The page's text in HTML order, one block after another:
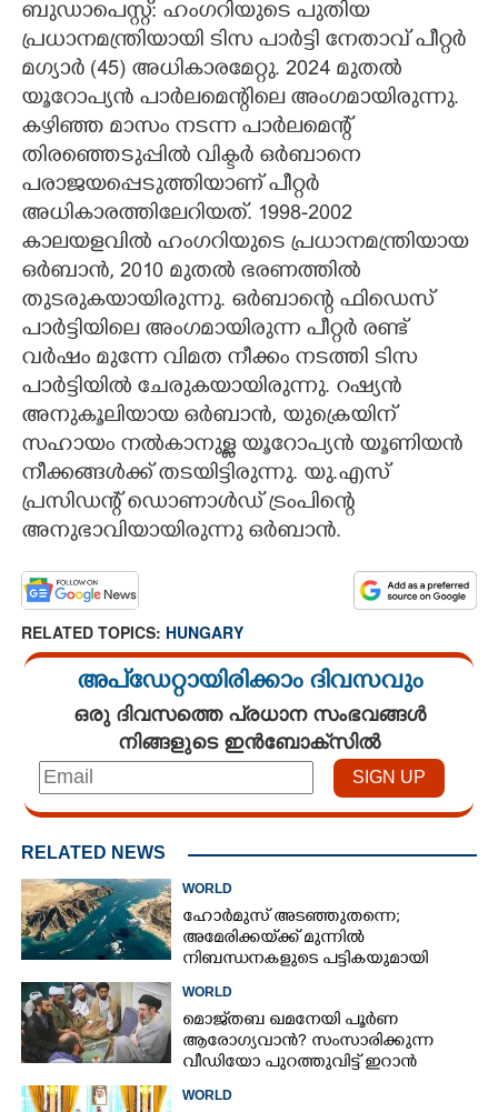
CARTOONS
LITERATURE
ZOOM
ബുഡാപെസ്റ്റ്: ഹംഗറിയുടെ പുതിയ
പ്രധാനമന്ത്രിയായി ടിസ പാർട്ടി നേതാവ് പീറ്റർ
മഗ്യാർ (45)​ അധികാരമേറ്റു. 2024 മുതൽ
യൂറോപ്യൻ പാർലമെന്റിലെ അംഗമായിരുന്നു.
കഴിഞ്ഞ മാസം നടന്ന പാർലമെന്റ്
തിരഞ്ഞെടുപ്പിൽ വിക്ടർ ഒർബാനെ
പരാജയപ്പെടുത്തിയാണ് പീറ്റർ
അധികാരത്തിലേറിയത്. 1998-2002
കാലയളവിൽ ഹംഗറിയുടെ പ്രധാനമന്ത്രിയായ
ഒർബാൻ, 2010 മുതൽ ഭരണത്തിൽ
തുടരുകയായിരുന്നു. ഒർബാന്റെ ഫിഡെസ്
പാർട്ടിയിലെ അംഗമായിരുന്ന പീറ്റർ രണ്ട്
വർഷം മുന്നേ വിമത നീക്കം നടത്തി ടിസ
പാർട്ടിയിൽ ചേരുകയായിരുന്നു. റഷ്യൻ
അനുകൂലിയായ ഒർബാൻ, യുക്രെയിന്
സഹായം നൽകാനുള്ള യൂറോപ്യൻ യൂണിയൻ
നീക്കങ്ങൾക്ക് തടയിട്ടിരുന്നു. യു.എസ്
പ്രസിഡന്റ് ഡൊണാൾഡ് ട്രംപിന്റെ
അനുഭാവിയായിരുന്നു ഒർബാൻ.
RELATED TOPICS: HUNGARY
അപ്ഡേറ്റായിരിക്കാം ദിവസവും
ഒരു ദിവസത്തെ പ്രധാന സംഭവങ്ങൾ
നിങ്ങളുടെ ഇൻബോക്സിൽ
RELATED NEWS
WORLD
ഹോർമുസ് അടഞ്ഞുതന്നെ;
അമേരിക്കയ്‌ക്ക് മുന്നിൽ
നിബന്ധനകളുടെ പട്ടികയുമായി
WORLD
മൊജ്‌തബ ഖമനേയി പൂർണ
ആരോഗ്യവാൻ? സംസാരിക്കുന്ന
വീഡിയോ പുറത്തുവിട്ട് ഇറാൻ
WORLD